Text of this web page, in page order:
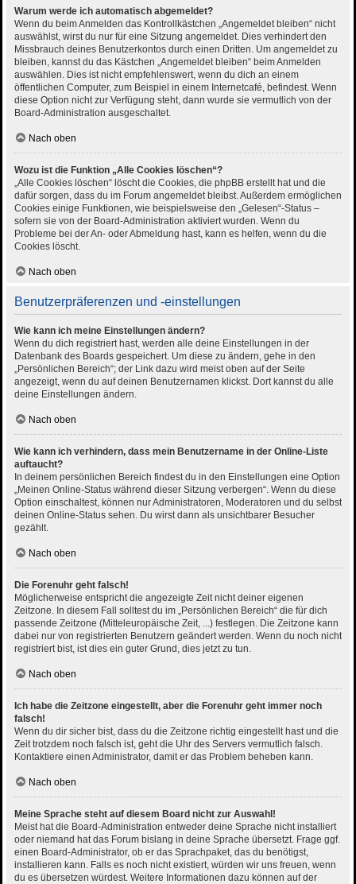
Warum werde ich automatisch abgemeldet?
Wenn du beim Anmelden das Kontrollkästchen „Angemeldet bleiben“ nicht
auswählst, wirst du nur für eine Sitzung angemeldet. Dies verhindert den
Missbrauch deines Benutzerkontos durch einen Dritten. Um angemeldet zu
bleiben, kannst du das Kästchen „Angemeldet bleiben“ beim Anmelden
auswählen. Dies ist nicht empfehlenswert, wenn du dich an einem
öffentlichen Computer, zum Beispiel in einem Internetcafé, befindest. Wenn
diese Option nicht zur Verfügung steht, dann wurde sie vermutlich von der
Board-Administration ausgeschaltet.
Nach oben
Wozu ist die Funktion „Alle Cookies löschen“?
„Alle Cookies löschen“ löscht die Cookies, die phpBB erstellt hat und die
dafür sorgen, dass du im Forum angemeldet bleibst. Außerdem ermöglichen
Cookies einige Funktionen, wie beispielsweise den „Gelesen“-Status –
sofern sie von der Board-Administration aktiviert wurden. Wenn du
Probleme bei der An- oder Abmeldung hast, kann es helfen, wenn du die
Cookies löscht.
Nach oben
Benutzerpräferenzen und -einstellungen
Wie kann ich meine Einstellungen ändern?
Wenn du dich registriert hast, werden alle deine Einstellungen in der
Datenbank des Boards gespeichert. Um diese zu ändern, gehe in den
„Persönlichen Bereich“; der Link dazu wird meist oben auf der Seite
angezeigt, wenn du auf deinen Benutzernamen klickst. Dort kannst du alle
deine Einstellungen ändern.
Nach oben
Wie kann ich verhindern, dass mein Benutzername in der Online-Liste
auftaucht?
In deinem persönlichen Bereich findest du in den Einstellungen eine Option
„Meinen Online-Status während dieser Sitzung verbergen“. Wenn du diese
Option einschaltest, können nur Administratoren, Moderatoren und du selbst
deinen Online-Status sehen. Du wirst dann als unsichtbarer Besucher
gezählt.
Nach oben
Die Forenuhr geht falsch!
Möglicherweise entspricht die angezeigte Zeit nicht deiner eigenen
Zeitzone. In diesem Fall solltest du im „Persönlichen Bereich“ die für dich
passende Zeitzone (Mitteleuropäische Zeit, ...) festlegen. Die Zeitzone kann
dabei nur von registrierten Benutzern geändert werden. Wenn du noch nicht
registriert bist, ist dies ein guter Grund, dies jetzt zu tun.
Nach oben
Ich habe die Zeitzone eingestellt, aber die Forenuhr geht immer noch
falsch!
Wenn du dir sicher bist, dass du die Zeitzone richtig eingestellt hast und die
Zeit trotzdem noch falsch ist, geht die Uhr des Servers vermutlich falsch.
Kontaktiere einen Administrator, damit er das Problem beheben kann.
Nach oben
Meine Sprache steht auf diesem Board nicht zur Auswahl!
Meist hat die Board-Administration entweder deine Sprache nicht installiert
oder niemand hat das Forum bislang in deine Sprache übersetzt. Frage ggf.
einen Board-Administrator, ob er das Sprachpaket, das du benötigst,
installieren kann. Falls es noch nicht existiert, würden wir uns freuen, wenn
du es übersetzen würdest. Weitere Informationen dazu können auf der